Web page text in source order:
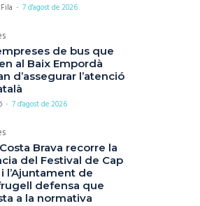
- 7 d'agost de 2026
de bus que
al Baix Empordà
d’assegurar l’atenció
- 7 d'agost de 2026
Brava recorre la
del Festival de Cap
l’Ajuntament de
defensa que
a la normativa